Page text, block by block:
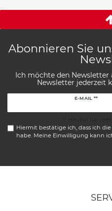
Abonnieren Sie
Ich möchte den Newsletter
Newsletter jederzeit
E-MAIL **
Hiermit bestätige ich, dass ich die
habe. Meine Einwilligung kann